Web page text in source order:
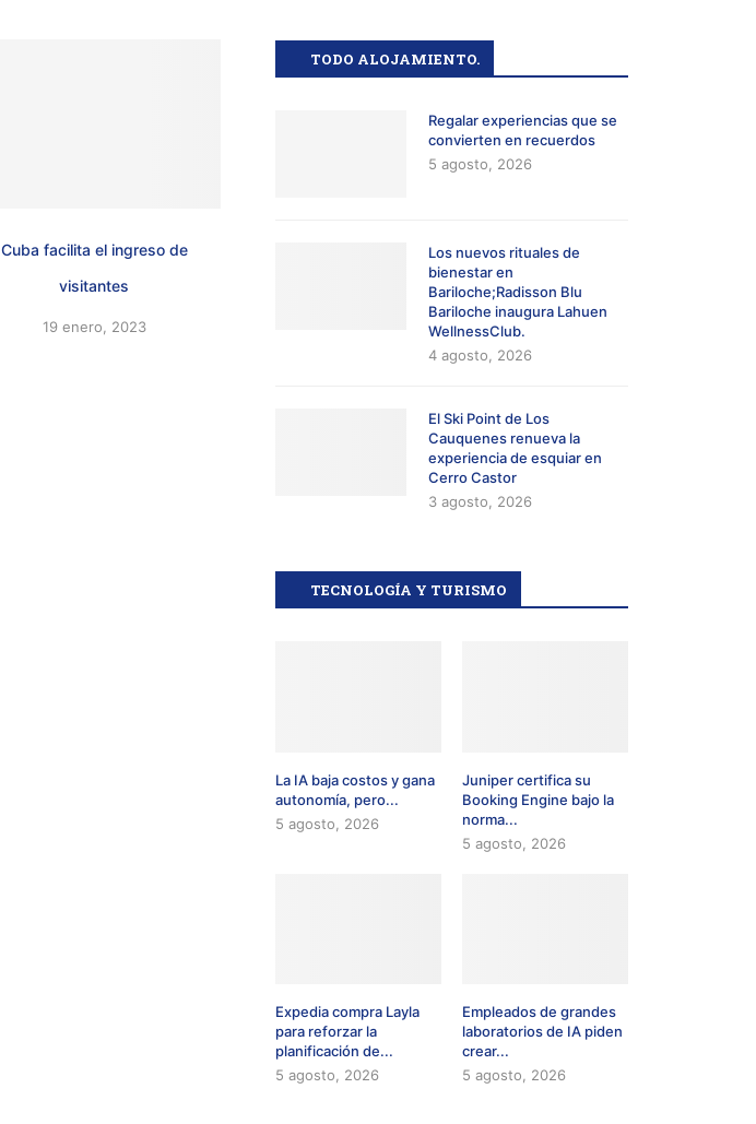
Cuba facilita el ingreso de
visitantes
19 enero, 2023
TODO ALOJAMIENTO.
Regalar experiencias que se
convierten en recuerdos
5 agosto, 2026
Los nuevos rituales de
bienestar en
Bariloche;Radisson Blu
Bariloche inaugura Lahuen
WellnessClub.
4 agosto, 2026
El Ski Point de Los
Cauquenes renueva la
experiencia de esquiar en
Cerro Castor
3 agosto, 2026
TECNOLOGÍA Y TURISMO
La IA baja costos y gana
autonomía, pero...
5 agosto, 2026
Juniper certifica su
Booking Engine bajo la
norma...
5 agosto, 2026
Expedia compra Layla
para reforzar la
planificación de...
5 agosto, 2026
Empleados de grandes
laboratorios de IA piden
crear...
5 agosto, 2026